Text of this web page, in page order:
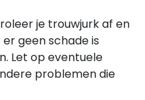
je trouwjurk af en
geen schade is
Let op eventuele
problemen die